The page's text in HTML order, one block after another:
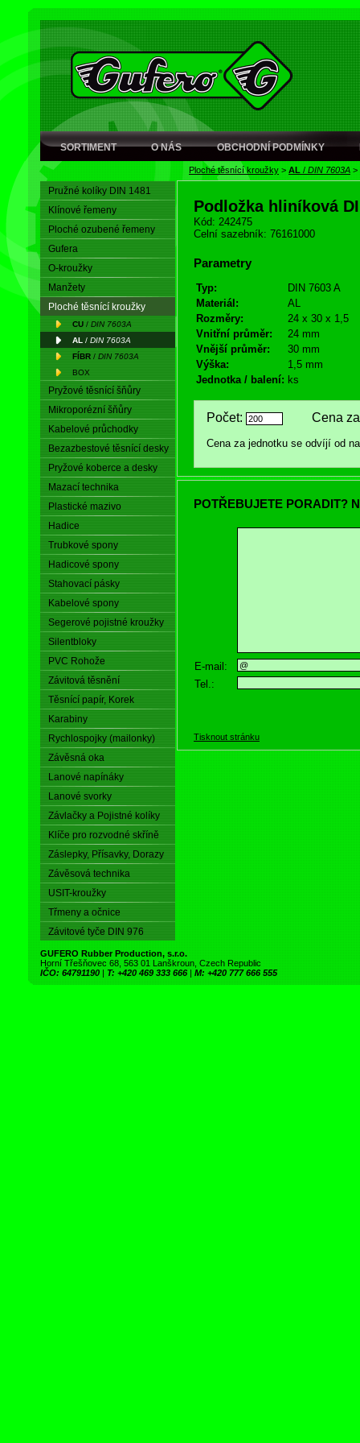
SORTIMENT O NÁS OBCHODNÍ PODMÍNKY
Ploché těsnící kroužky > AL / DIN 7603A >
Pružné kolíky DIN 1481
Klínové řemeny
Ploché ozubené řemeny
Gufera
O-kroužky
Manžety
Ploché těsnící kroužky
CU / DIN 7603A
AL / DIN 7603A
FÍBR / DIN 7603A
BOX
Pryžové těsnící šňůry
Mikroporézní šňůry
Kabelové průchodky
Bezazbestové těsnící desky
Pryžové koberce a desky
Mazací technika
Plastické mazivo
Hadice
Trubkové spony
Hadicové spony
Stahovací pásky
Kabelové spony
Segerové pojistné kroužky
Silentbloky
PVC Rohože
Závitová těsnění
Těsnící papír, Korek
Karabiny
Rychlospojky (mailonky)
Závěsná oka
Lanové napínáky
Lanové svorky
Závlačky a Pojistné kolíky
Klíče pro rozvodné skříně
Záslepky, Přísavky, Dorazy
Závěsová technika
USIT-kroužky
Třmeny a očnice
Závitové tyče DIN 976
Podložka hliníková
Kód: 242475
Celní sazebník: 76161000
Parametry
Typ:
DIN 7603 A
Materiál:
AL
Rozměry:
24 x 30 x 1,5
Vnitřní průměr:
24 mm
Vnější průměr:
30 mm
Výška:
1,5 mm
Jednotka / balení: ks
Počet: Cena za
Cena za jednotku se odvíjí od
POTŘEBUJETE PORADIT?
E-mail:
Tel.:
Tisknout stránku
GUFERO Rubber Production, s.r.o.
Horní Třešňovec 68, 563 01 Lanškroun, Czech Republic
IČO: 64791190 | T: +420 469 333 666 | M: +420 777 666 555